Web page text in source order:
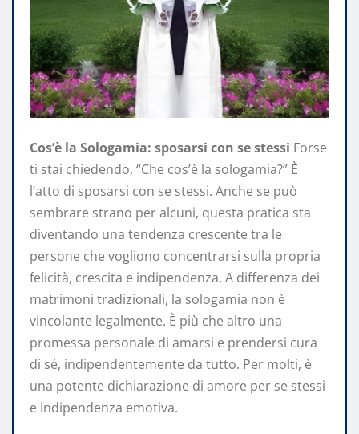
Cos’è la Sologamia: sposarsi con se stessi Forse
ti stai chiedendo, “Che cos’è la sologamia?” È
l’atto di sposarsi con se stessi. Anche se può
sembrare strano per alcuni, questa pratica sta
diventando una tendenza crescente tra le
persone che vogliono concentrarsi sulla propria
felicità, crescita e indipendenza. A differenza dei
matrimoni tradizionali, la sologamia non è
vincolante legalmente. È più che altro una
promessa personale di amarsi e prendersi cura
di sé, indipendentemente da tutto. Per molti, è
una potente dichiarazione di amore per se stessi
e indipendenza emotiva.